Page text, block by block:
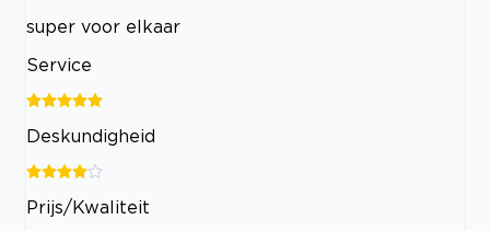
super voor elkaar
Service
Deskundigheid
Prijs/Kwaliteit